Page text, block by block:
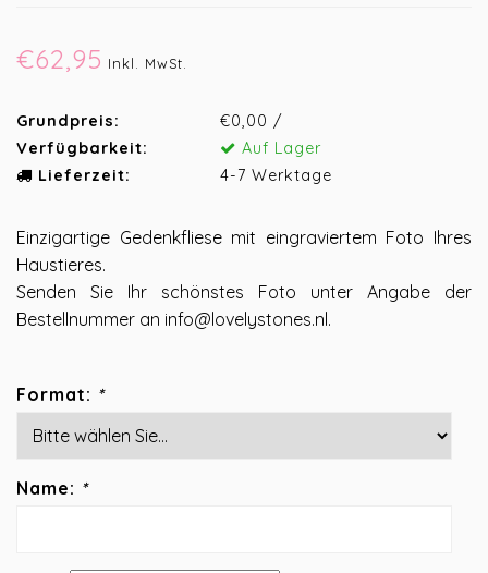
€62,95 Inkl. MwSt.
Grundpreis:
€0,00 /
Verfügbarkeit:
Auf Lager
Lieferzeit:
4-7 Werktage
Einzigartige Gedenkfliese mit eingraviertem Foto Ihres
Haustieres.
Senden Sie Ihr schönstes Foto unter Angabe der
Bestellnummer an info@lovelystones.nl.
Format: *
Name: *